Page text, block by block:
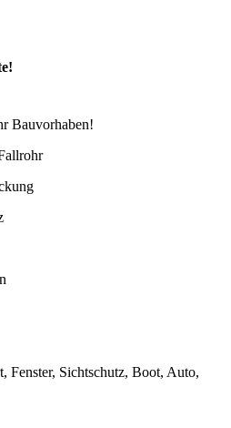
Bauvorhaben!
Fenster, Sichtschutz, Boot, Auto,